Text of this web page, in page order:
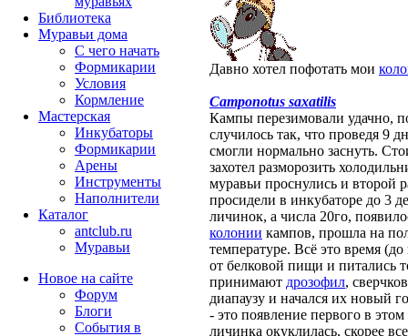
Давно хотел пофотать мои
Camponotus saxatilis
Кампы перезимовали удачно,
случилось так, что проведя 9
смогли нормально заснуть.
захотел разморозить
муравьи проснулись и второй
просидели в инкубаторе до 3
личинок, а числа 20го,
колонии кампов, прошла на
температуре. Всё это время
от белковой пищи и питались
принимают дрозофил,
диапаузу и начался их новый
- это появление первого в
личинка окуклилась, скорее
Библиотека
Муравьи дома
С чего начать
Формикарии
Условия
Кормление
Мастерская
Инкубаторы
Формикарии
Арены
Инструменты
Наполнители
Каталог
antclub.ru
Муравьи
Новое на сайте
Форум
Блоги
События в